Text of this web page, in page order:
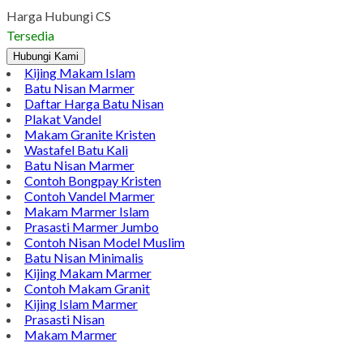
Harga Hubungi CS
Tersedia
Hubungi Kami
Kijing Makam Islam
Batu Nisan Marmer
Daftar Harga Batu Nisan
Plakat Vandel
Makam Granite Kristen
Wastafel Batu Kali
Batu Nisan Marmer
Contoh Bongpay Kristen
Contoh Vandel Marmer
Makam Marmer Islam
Prasasti Marmer Jumbo
Contoh Nisan Model Muslim
Batu Nisan Minimalis
Kijing Makam Marmer
Contoh Makam Granit
Kijing Islam Marmer
Prasasti Nisan
Makam Marmer